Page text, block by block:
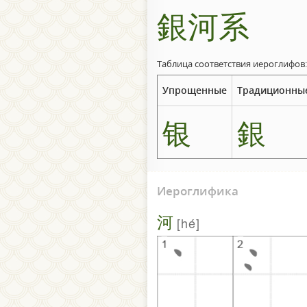
銀河系
Таблица соответствия иероглифов:
Упрощенные
银 銀
Иероглифика
河 hé